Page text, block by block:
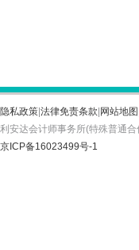
隐私政策 法律免责条款 网站地图
利安达会计师事务所(特殊普通
京ICP备16023499号-1